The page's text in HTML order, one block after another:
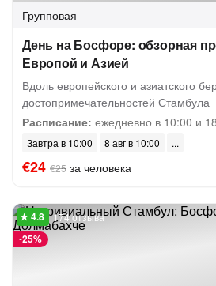
Групповая
День на Босфоре: обзорная
Европой и Азией
Вдоль европейского и азиатского
достопримечательностей Стамбула
Расписание: ежедневно в 10:00 и
Завтра в 10:00 8 авг в 10:00
€24 €25 за человека
-25%
174 отзыва